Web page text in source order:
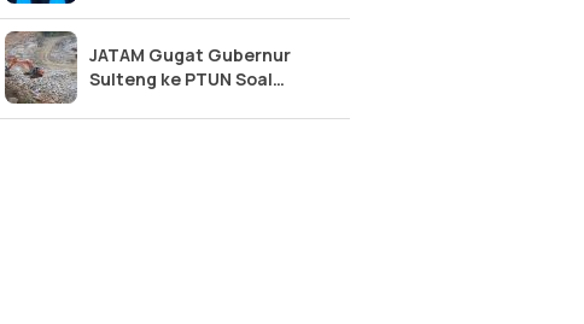
JATAM Gugat Gubernur
Sulteng ke PTUN Soal